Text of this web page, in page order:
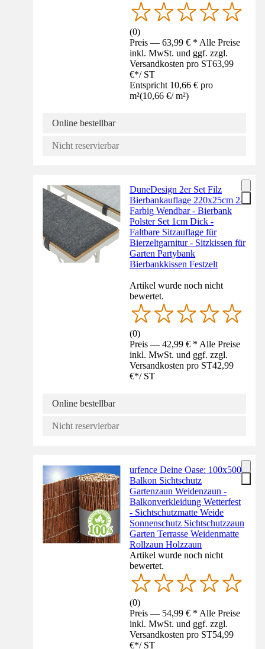
(0)
Preis — 63,99 € * Alle Preise
inkl. MwSt. und ggf. zzgl.
Versandkosten pro ST63,99
€*/ ST
Entspricht 10,66 € pro
m²(10,66 €/ m²)
Online bestellbar
Nicht reservierbar
DuneDesign 2er Set Filz
Bierbankauflage 220x25cm 2-
Farbig Wendbar - Bierbank
Polster Set 1cm Dick -
Faltbare Sitzauflage für
Bierzeltgarnitur - Sitzkissen für
Garten Partybank
Bierbankkissen Festzelt
Artikel wurde noch nicht
bewertet.
(0)
Preis — 42,99 € * Alle Preise
inkl. MwSt. und ggf. zzgl.
Versandkosten pro ST42,99
€*/ ST
Online bestellbar
Nicht reservierbar
urfence Deine Oase: 100x500
Balkon Sichtschutz
Gartenzaun Weidenzaun -
Balkonverkleidung Wetterfest
- Sichtschutzmatte Weide
Sonnenschutz Sichtschutzzaun
Garten Terrasse Weidenmatte
Rollzaun Holzzaun
Artikel wurde noch nicht
bewertet.
(0)
Preis — 54,99 € * Alle Preise
inkl. MwSt. und ggf. zzgl.
Versandkosten pro ST54,99
€*/ ST